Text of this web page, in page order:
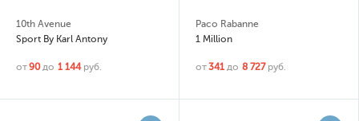
10th Avenue
Sport By Karl Antony
от90 до 1 144 руб.
Paco Rabanne
1 Million
от341 до 8 727 руб.